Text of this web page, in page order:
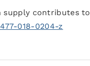
supply contributes
018-0204-z